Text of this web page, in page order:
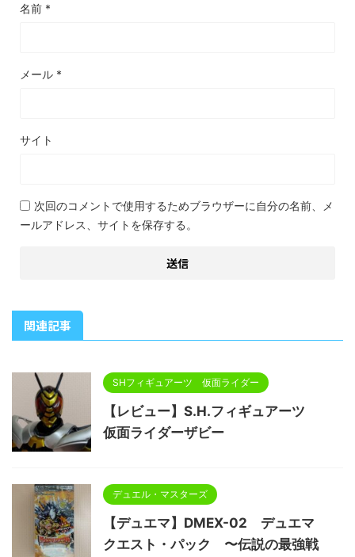
名前 *
メール *
サイト
次回のコメントで使用するためブラウザーに自分の名前、メ
ールアドレス、サイトを保存する。
関連記事
SHフィギュアーツ 仮面ライダー
【レビュー】S.H.フィギュアーツ
仮面ライダーザビー
デュエル・マスターズ
【デュエマ】DMEX-02 デュエマ
クエスト・パック 〜伝説の最強戦